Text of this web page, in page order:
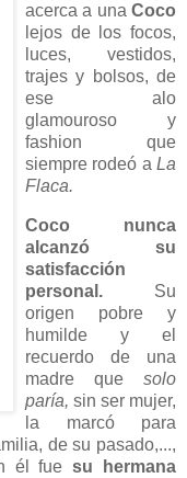
acerca a una Coco
lejos de los focos,
luces, vestidos,
trajes y bolsos, de
ese alo
glamouroso y
fashion que
siempre rodeó a La
Flaca.
Coco nunca
alcanzó su
satisfacción
personal. Su
origen pobre y
humilde y el
recuerdo de una
madre que solo
paría, sin ser mujer,
la marcó para
de su pasado,...,
él fuesu hermana